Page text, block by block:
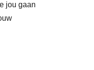
jou gaan